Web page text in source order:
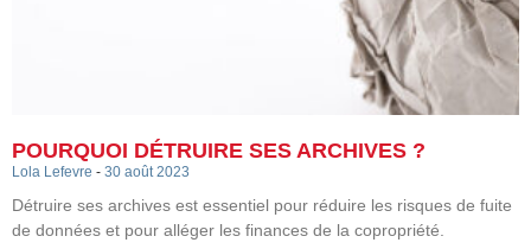
POURQUOI DÉTRUIRE SES ARCHIVES ?
Lola Lefevre 30 août 2023
Détruire ses archives est essentiel pour réduire les risques de fuite
de données et pour alléger les finances de la copropriété.